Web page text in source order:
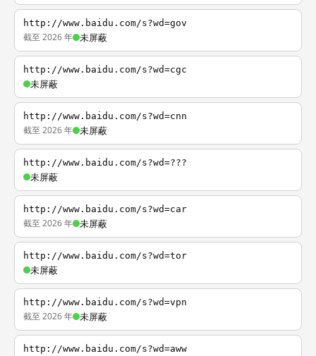
http://www.baidu.com/s?wd=gov
截至 2026 年 未屏蔽
http://www.baidu.com/s?wd=cgc
未屏蔽
http://www.baidu.com/s?wd=cnn
截至 2026 年 未屏蔽
http://www.baidu.com/s?wd=???
未屏蔽
http://www.baidu.com/s?wd=car
截至 2026 年 未屏蔽
http://www.baidu.com/s?wd=tor
未屏蔽
http://www.baidu.com/s?wd=vpn
截至 2026 年 未屏蔽
http://www.baidu.com/s?wd=aww